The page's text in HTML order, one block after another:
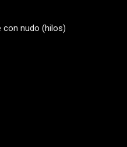
nudo (hilos)